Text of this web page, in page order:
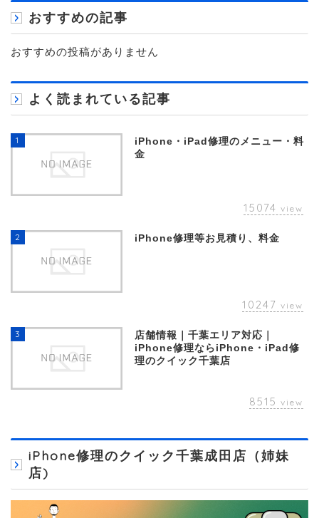
おすすめの記事
おすすめの投稿がありません
よく読まれている記事
1
iPhone・iPad修理のメニュー・料
金
15074 view
2 iPhone修理等お見積り、料金
10247 view
3
店舗情報｜千葉エリア対応｜
iPhone修理ならiPhone・iPad修
理のクイック千葉店
8515 view
iPhone修理のクイック千葉成田店（姉妹
店)